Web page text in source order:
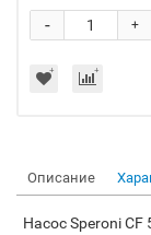
+
-
Описание
Насос Speroni